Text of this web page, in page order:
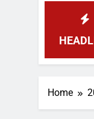
3
Home